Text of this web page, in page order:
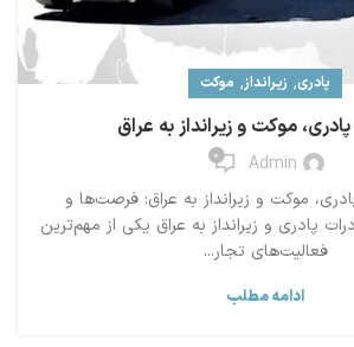
پادری, زیرانداز, موکت
موکت و زیرانداز به عراق
Admin
0
موکت و زیرانداز به عراق: فرصت‌ها و
پادری و زیرانداز به عراق یکی از مهم‌ترین
فعالیت‌های تجار...
ادامه مطلب